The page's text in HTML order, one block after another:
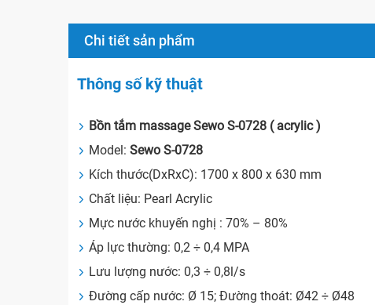
Chi tiết sản phẩm
Thông số kỹ thuật
Bồn tắm massage Sewo S-0728 ( acrylic )
Model:Sewo S-0728
Kích thước(DxRxC): 1700 x 800 x 630 mm
Chất liệu: Pearl Acrylic
Mực nước khuyến nghị : 70% – 80%
Áp lực thường: 0,2 ÷ 0,4 MPA
Lưu lượng nước: 0,3 ÷ 0,8l/s
Đường cấp nước: Ø 15; Đường thoát: Ø42 ÷ Ø48